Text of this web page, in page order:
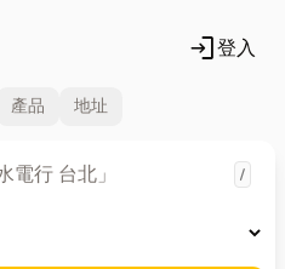
login登入
產品 地址
/